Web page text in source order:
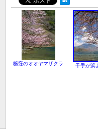
栃窪のオオヤマザクラ 千手が浜